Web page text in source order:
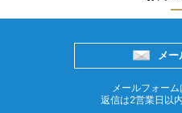
メ
メールフォー
返信は2営業日以